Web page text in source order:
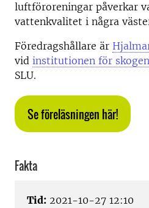
luftföroreningar påverkar
vattenkvalitet i några
Föredragshållare är
vid institutionen för
SLU.
Se föreläsningen här!
Fakta
Tid: 2021-10-27 12:10